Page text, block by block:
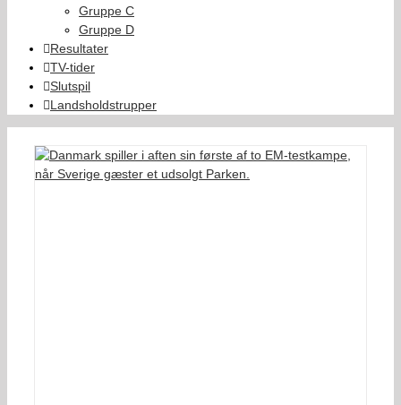
Gruppe C
Gruppe D
Resultater
TV-tider
Slutspil
Landsholdstrupper